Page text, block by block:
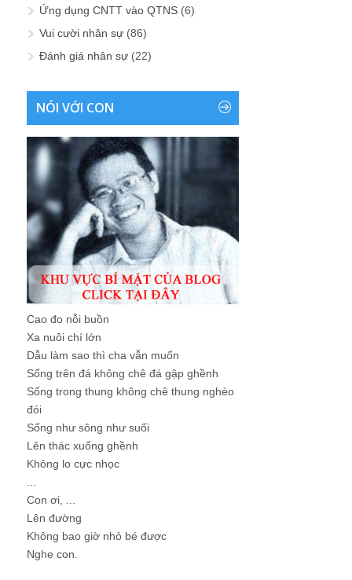
Ứng dụng CNTT vào QTNS (6)
Vui cười nhân sự (86)
Đánh giá nhân sự (22)
NÓI VỚI CON
Cao đo nỗi buồn
Xa nuôi chí lớn
Dẫu làm sao thì cha vẫn muốn
Sống trên đá không chê đá gập ghềnh
Sống trong thung không chê thung nghèo
đói
Sống như sông như suối
Lên thác xuống ghềnh
Không lo cực nhọc
Con ơi, ...
Lên đường
Không bao giờ nhỏ bé được
Nghe con.